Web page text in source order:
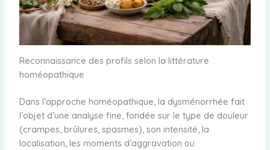
Reconnaissance des profils selon la littérature
homéopathique
Dans l’approche homéopathique, la dysménorrhée fait
l’objet d’une analyse fine, fondée sur le type de douleur
(crampes, brûlures, spasmes), son intensité, la
localisation, les moments d’aggravation ou